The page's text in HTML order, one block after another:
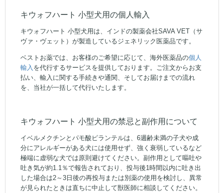
キウォフハート 小型犬用の個人輸入
キウォフハート 小型犬用は、インドの製薬会社SAVA VET（サ
ヴァ・ヴェット）が製造しているジェネリック医薬品です。
ベストお薬では、お客様のご希望に応じて、海外医薬品の個人
輸入を代行するサービスを提供しております。ご注文からお支
払い、輸入に関する手続きや通関、そしてお届けまでの流れ
を、当社が一括して代行いたします。
キウォフハート 小型犬用の禁忌と副作用について
イベルメクチンとパモ酸ピランテルは、6週齢未満の子犬や成
分にアレルギーがある犬には使用せず、強く衰弱しているなど
極端に虚弱な犬では原則避けてください。副作用として嘔吐や
吐き気が約1.1％で報告されており、投与後1時間以内に吐き出
した場合は2～3日後の再投与または別薬の使用を検討し、異常
が見られたときは直ちに中止して獣医師に相談してください。